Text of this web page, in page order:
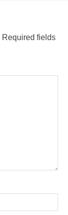
Required fields